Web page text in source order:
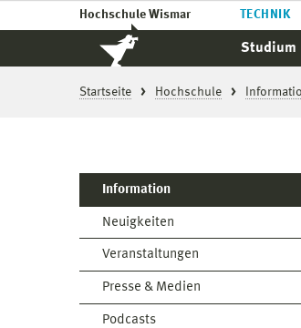
Hochschule Wismar TECHNIK
Studium
Startseite Hochschule
Information
Neuigkeiten
Veranstaltungen
Presse & Medien
Podcasts